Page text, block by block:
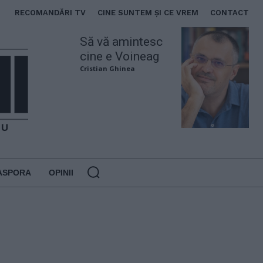
RECOMANDĂRI TV CINE SUNTEM ȘI CE VREM CONTACT
Să vă amintesc
cine e Voineag
Cristian Ghinea
OPINII